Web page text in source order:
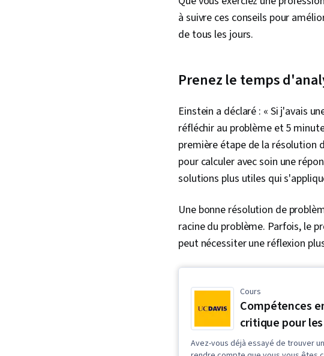
à suivre ces conseils pour
de tous les jours.
Prenez le temps
Einstein a déclaré : « Si j'avais
réfléchir au problème et 5
première étape de la résolution
pour calculer avec soin une
solutions plus utiles qui
Une bonne résolution de
racine du problème. Parfois, le
peut nécessiter une réflexion
Cours
Compétences
critique pour
Avez-vous déjà essayé de trouver